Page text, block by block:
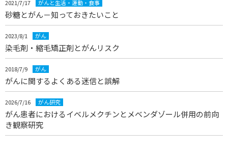
2021/7/17 がんと生活・運動・食事
砂糖とがん－知っておきたいこと
2023/8/1 がん
染毛剤・縮毛矯正剤とがんリスク
2018/7/9 がん
がんに関するよくある迷信と誤解
2026/7/16 がん研究
がん患者におけるイベルメクチンとメベンダゾール併用の前向
き観察研究